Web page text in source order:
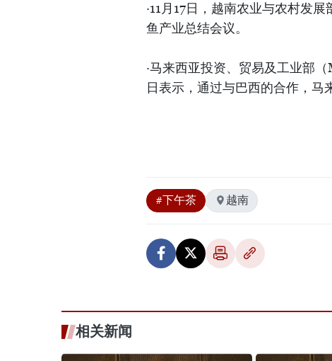
·11月17日，越南农业与农村发
鱼产业总结会议。
·马来西亚投资、贸易及工业部
日表示，通过与巴西的合作，马
#下午茶 越南
相关新闻